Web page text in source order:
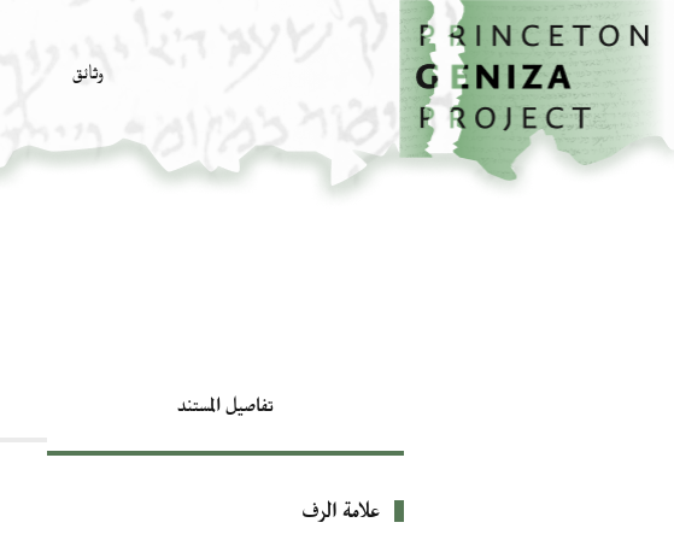
تخطي إلى المحتوى الرئيسي
الصفحة الرئيسية
وثائق
تفاصيل المستند
بيانات التعريف
علامة الرف